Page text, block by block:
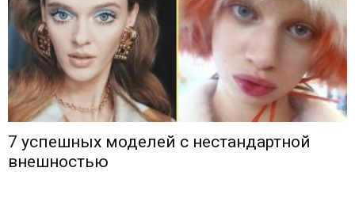
7 успешных моделей с нестандартной
внешностью